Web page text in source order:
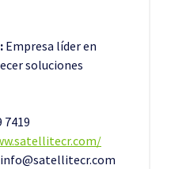
Empresa líder en
soluciones
7419
info@satellitecr.com